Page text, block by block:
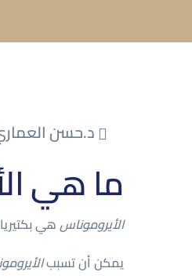
د.حسن
ما هي
الأيروموناسهي
يمكن أن تسبب